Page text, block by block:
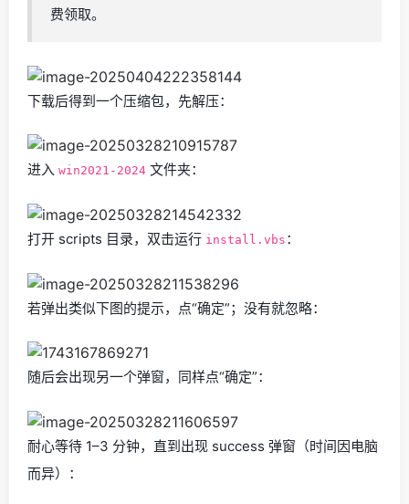
费领取。
下载后得到一个压缩包，先解压：
进入 win2021-2024 文件夹：
打开 scripts 目录，双击运行 install.vbs ：
若弹出类似下图的提示，点“确定”；没有就忽略：
随后会出现另一个弹窗，同样点“确定”：
耐心等待 1–3 分钟，直到出现 success 弹窗（时间因电脑
而异）：